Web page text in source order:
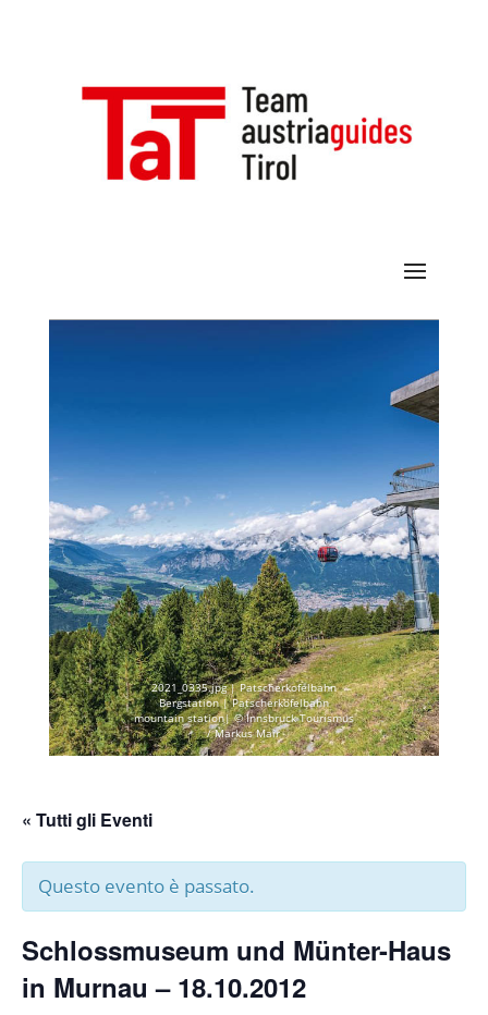
2021_0335.jpg | Patscherkofelbahn
Bergstation | Patscherkofelbahn
mountain station| © Innsbruck Tourismus
/ Markus Mair
« Tutti gli Eventi
Questo evento è passato.
Schlossmuseum und Münter-Haus
in Murnau – 18.10.2012